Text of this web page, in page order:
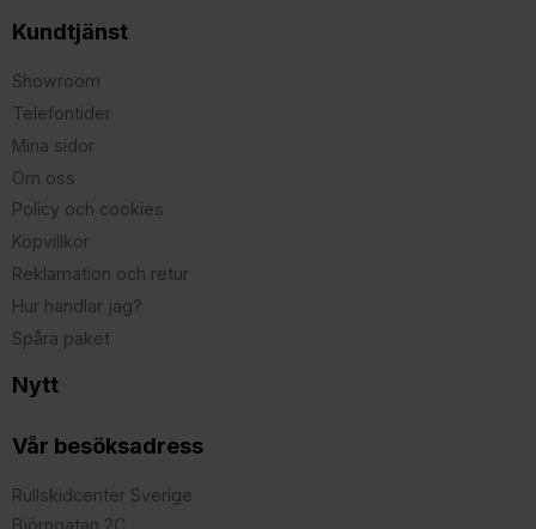
Kundtjänst
Showroom
Telefontider
Mina sidor
Om oss
Policy och cookies
Köpvillkor
Reklamation och retur
Hur handlar jag?
Spåra paket
Nytt
Vår besöksadress
Rullskidcenter Sverige
Björngatan 2C